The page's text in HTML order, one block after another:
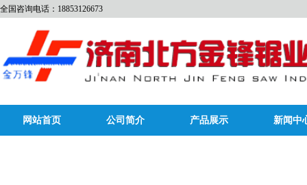
全国咨询电话：18853126673
网站首页 公司简介 产品展示 新闻中